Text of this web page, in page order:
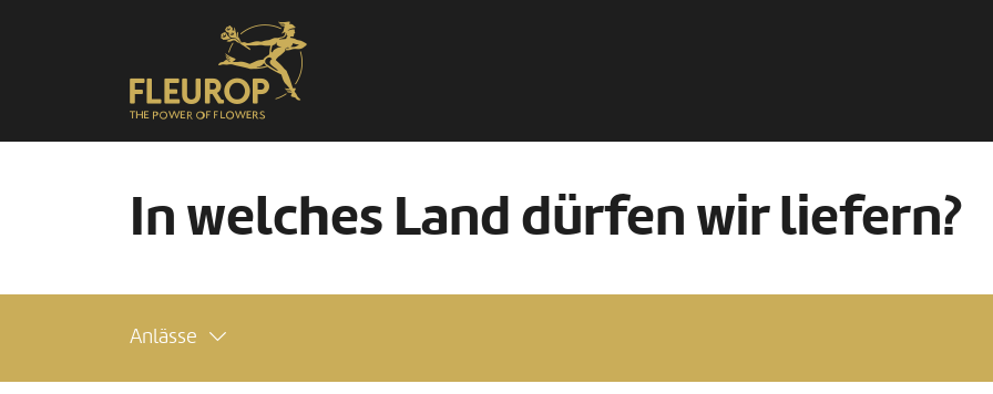
In welches Land dürfen wir liefern?
Anlässe